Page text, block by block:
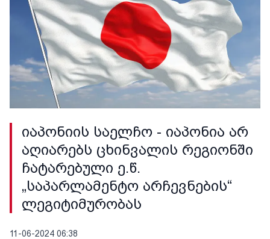
იაპონიის საელჩო - იაპონია არ
აღიარებს ცხინვალის რეგიონში
ჩატარებული ე.წ.
„საპარლამენტო არჩევნების“
ლეგიტიმურობას
11-06-2024 06:38